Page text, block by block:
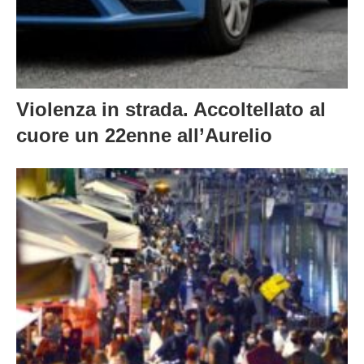
Violenza in strada. Accoltellato al
cuore un 22enne all’Aurelio